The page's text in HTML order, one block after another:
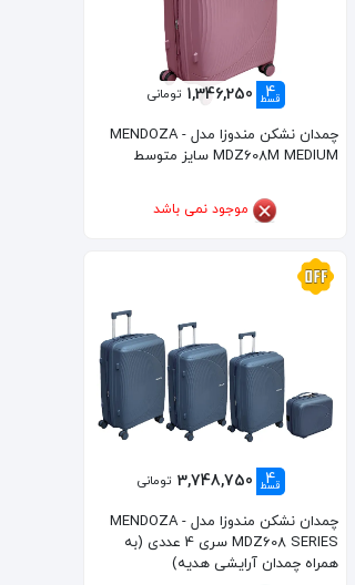
4
قسط 1,346,250 تومانی
چمدان نشکن مندوزا مدل MENDOZA -
MDZ608M MEDIUM سایز متوسط
موجود نمی باشد
4
قسط 3,748,750 تومانی
چمدان نشکن مندوزا مدل MENDOZA -
MDZ608 SERIES سری 4 عددی (به
همراه چمدان آرایشی هدیه)